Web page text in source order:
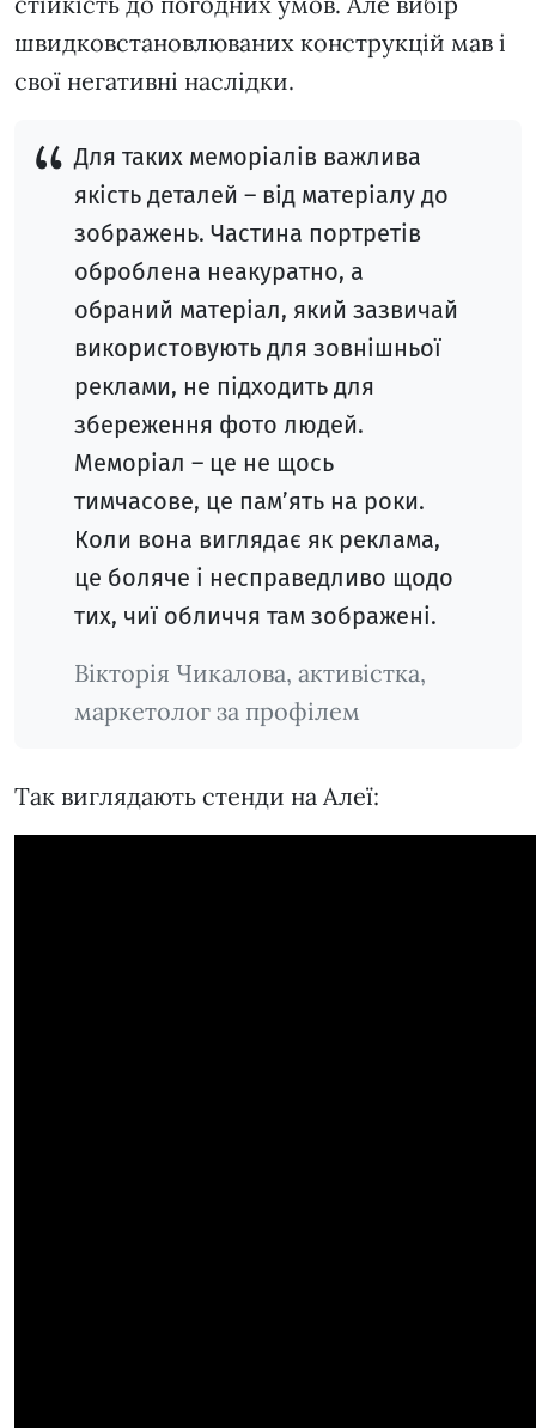
швидковстановлюваних конструкцій мав і
свої негативні наслідки.
Для таких меморіалів важлива
якість деталей – від матеріалу до
зображень. Частина портретів
оброблена неакуратно, а
обраний матеріал, який зазвичай
використовують для зовнішньої
реклами, не підходить для
збереження фото людей.
Меморіал – це не щось
тимчасове, це пам’ять на роки.
Коли вона виглядає як реклама,
це боляче і несправедливо щодо
тих, чиї обличчя там зображені.
Вікторія Чикалова, активістка,
маркетолог за профілем
Так виглядають стенди на Алеї: